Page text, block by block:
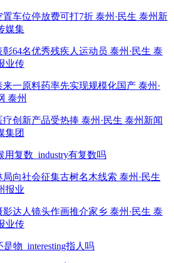
置车位停放费可打7折 泰州·民生 泰州新
媒集
彰64名优秀残疾人运动员 泰州·民生 泰
业传
来一原料药率先实现规模化国产 泰州·
泰州
疗创新产品受热捧 泰州·民生 泰州新闻
集团
用复数_industry有复数吗
局向社会征集古树名木线索 泰州·民生
报业
影达人镜头作画推介家乡 泰州·民生 泰
业传
是物_interesting指人吗